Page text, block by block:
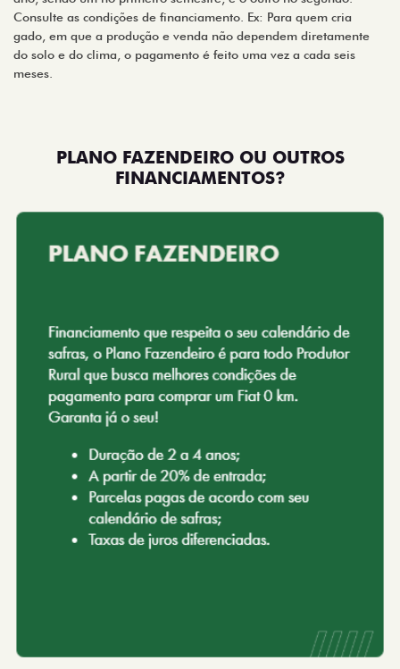
Consulte as condições de financiamento. Ex: Para quem cria
gado, em que a produção e venda não dependem diretamente
do solo e do clima, o pagamento é feito uma vez a cada seis
meses.
PLANO FAZENDEIRO OU OUTROS
FINANCIAMENTOS?